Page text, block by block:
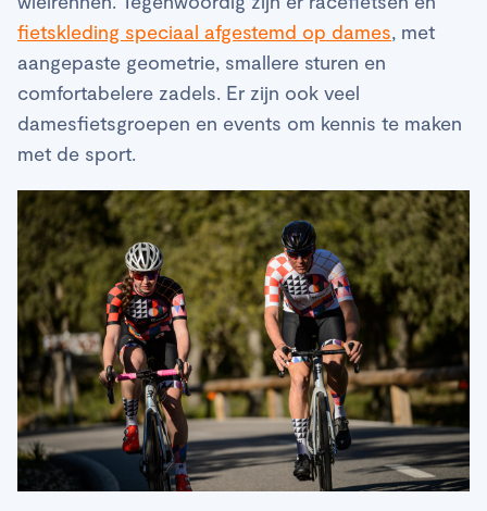
fietskleding speciaal afgestemd op dames, met
aangepaste geometrie, smallere sturen en
comfortabelere zadels. Er zijn ook veel
damesfietsgroepen en events om kennis te maken
met de sport.